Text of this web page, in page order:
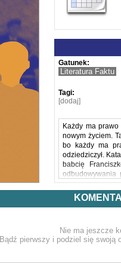
Gatunek:
Literatura Faktu
Tagi:
[dodaj]
Każdy ma
nowym życiem.
bo każdy ma
odziedziczył.
babcię
pozwala
rodziny.
Czystka to
zamazanych
stopniowo obraz
Nie ma jeszcze
Bądź pierwszy i podziel się swoją